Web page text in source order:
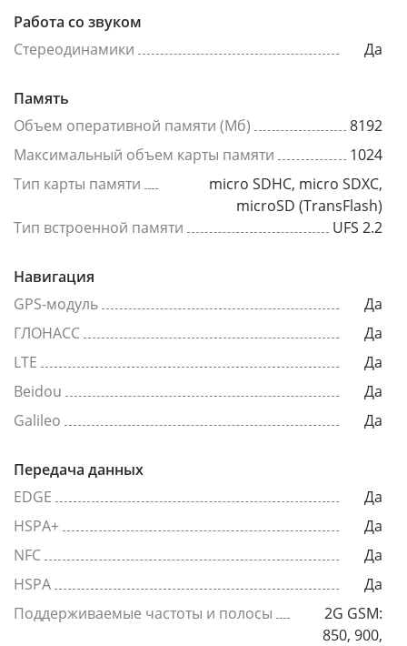
Работа со звуком
Стереодинамики
Да
Память
Объем оперативной памяти (Мб)
8192
Максимальный объем карты памяти
1024
Тип карты памяти
micro SDHC, micro SDXC,
microSD (TransFlash)
Тип встроенной памяти
UFS 2.2
Навигация
GPS-модуль
Да
ГЛОНАСС
Да
LTE
Да
Beidou
Да
Galileo
Да
Передача данных
EDGE
Да
HSPA+
Да
NFC
Да
HSPA
Да
Поддерживаемые частоты и полосы
2G GSM:
850, 900,